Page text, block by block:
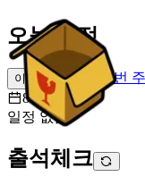
오늘 일정
이번 주 일정
이번
8월 7일 [금]
일정 없음
출석체크